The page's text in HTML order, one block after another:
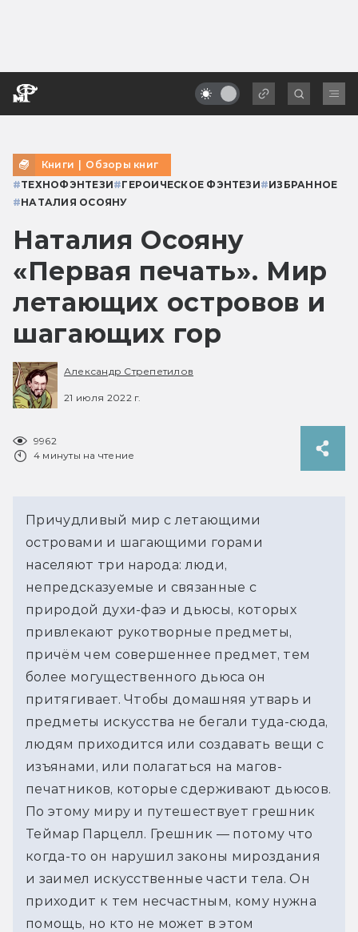
Книги | Обзоры книг
#ТЕХНОФЭНТЕЗИ#ГЕРОИЧЕСКОЕ ФЭНТЕЗИ#ИЗБРАННОЕ
#НАТАЛИЯ ОСОЯНУ
Наталия Осояну
«Первая печать». Мир
летающих островов и
шагающих гор
Александр Стрепетилов
21 июля 2022 г.
9962
4 минуты на чтение
Причудливый мир с летающими
островами и шагающими горами
населяют три народа: люди,
непредсказуемые и связанные с
природой духи-фаэ и дьюсы, которых
привлекают рукотворные предметы,
причём чем совершеннее предмет, тем
более могущественного дьюса он
притягивает. Чтобы домашняя утварь и
предметы искусства не бегали туда-сюда,
людям приходится или создавать вещи с
изъянами, или полагаться на магов-
печатников, которые сдерживают дьюсов.
По этому миру и путешествует грешник
Теймар Парцелл. Грешник — потому что
когда-то он нарушил законы мироздания
и заимел искусственные части тела. Он
приходит к тем несчастным, кому нужна
помощь, но кто не может в этом